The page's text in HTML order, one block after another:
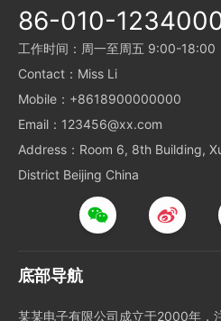
86-010-
工作时间：周一至周五 9:00-18:00
Contact：Miss Li
Mobile：+8618900000000
Email：123456@xx.com
Address：Room 6, 8th Building,
District Beijing China
底部导航
某某电子有限公司成立于2000年，